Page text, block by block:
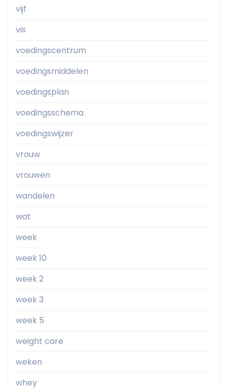
vijf
vis
voedingscentrum
voedingsmiddelen
voedingsplan
voedingsschema
voedingswijzer
vrouw
vrouwen
wandelen
wat
week
week 10
week 2
week 3
week 5
weight care
weken
whey